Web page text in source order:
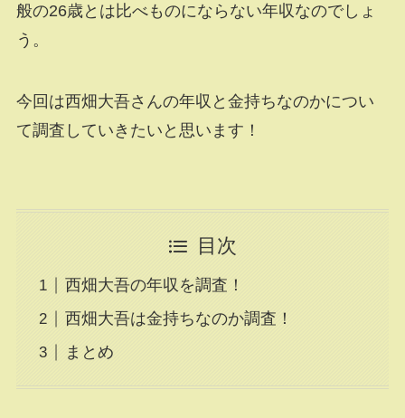
般の26歳とは比べものにならない年収なのでしょ
う。
今回は西畑大吾さんの年収と金持ちなのかについ
て調査していきたいと思います！
目次
西畑大吾の年収を調査！
西畑大吾は金持ちなのか調査！
まとめ